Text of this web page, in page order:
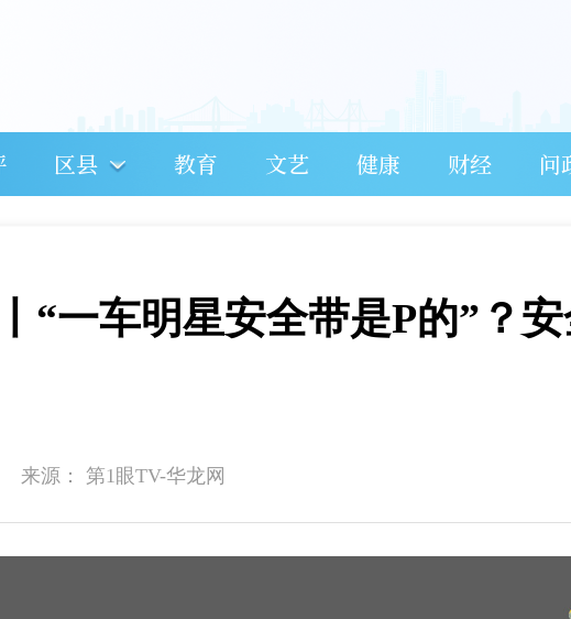
区县 教育 文艺 健康 财经 问
“一车明星安全带是P的”？
来源： 第1眼TV-华龙网